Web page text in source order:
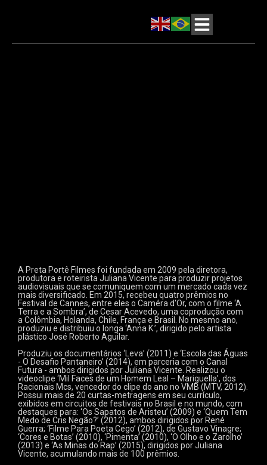
A Preta Portê Filmes foi fundada em 2009 pela diretora,
produtora e roteirista Juliana Vicente para produzir projetos
audiovisuais que se comuniquem com um mercado cada vez
mais diversificado. Em 2015, recebeu quatro prêmios no
Festival de Cannes, entre eles o Caméra d'Or, com o filme ‘A
Terra e a Sombra’, de Cesar Acevedo, uma coprodução com
a Colômbia, Holanda, Chile, França e Brasil. No mesmo ano,
produziu e distribuiu o longa ‘Anna K.’, dirigido pelo artista
plástico José Roberto Aguilar.
Produziu os documentários ‘Leva’ (2011) e ‘Escola das Águas
- O Desafio Pantaneiro’ (2014), em parceria com o Canal
Futura - ambos dirigidos por Juliana Vicente. Realizou o
videoclipe ‘Mil Faces de um Homem Leal – Mariguella’, dos
Racionais Mcs, vencedor do clipe do ano no VMB (MTV, 2012).
Possui mais de 20 curtas-metragens em seu currículo,
exibidos em circuitos de festivais no Brasil e no mundo, com
destaques para: ‘Os Sapatos de Aristeu’ (2009) e ‘Quem Tem
Medo de Cris Negão?’ (2012), ambos dirigidos por René
Guerra; ‘Filme Para Poeta Cego’ (2012), de Gustavo Vinagre;
‘Cores e Botas’ (2010), ‘Pimenta’ (2010), ‘O Olho e o Zarolho’
(2013) e ‘As Minas do Rap’ (2015), dirigidos por Juliana
Vicente, acumulando mais de 100 prêmios.